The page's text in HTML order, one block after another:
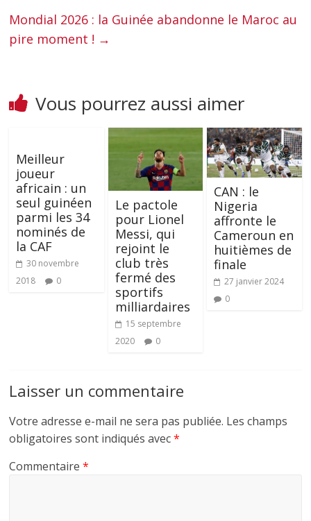
Mondial 2026 : la Guinée abandonne le Maroc au
pire moment ! →
Vous pourrez aussi aimer
Meilleur
joueur
africain : un
seul guinéen
parmi les 34
nominés de
la CAF
30 novembre
2018
0
Le pactole
pour Lionel
Messi, qui
rejoint le
club très
fermé des
sportifs
milliardaires
15 septembre
2020
0
CAN : le
Nigeria
affronte le
Cameroun en
huitièmes de
finale
27 janvier 2024
0
Laisser un commentaire
Votre adresse e-mail ne sera pas publiée. Les champs
obligatoires sont indiqués avec*
Commentaire*